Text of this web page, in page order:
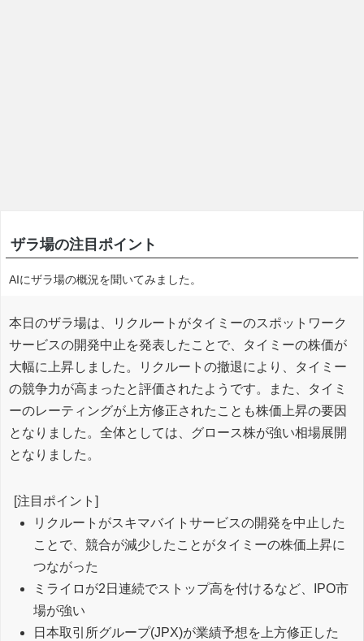
ザラ場の注目ポイント
AIにザラ場の概況を聞いてみました。
本日のザラ場は、リクルートがタイミーのスポットワーク
サービスの開発中止を発表したことで、タイミーの株価が
大幅に上昇しました。リクルートの撤退により、タイミー
の競争力が高まったと評価されたようです。また、タイミ
ーのレーティングが上方修正されたことも株価上昇の要因
となりました。全体としては、グロース株が強い相場展開
となりました。
[注目ポイント]
リクルートがスキマバイトサービスの開発を中止した
ことで、競合が減少したことがタイミーの株価上昇に
つながった
ミライロが2日連続でストップ高を付けるなど、IPO市
場が強い
日本取引所グループ(JPX)が業績予想を上方修正した